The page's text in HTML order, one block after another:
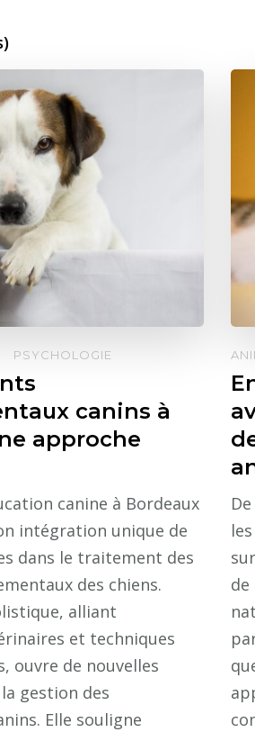
PSYCHOLOGIE
canins à
approche
canine à Bordeaux
intégration unique de
dans le traitement des
des chiens.
alliant
et techniques
ouvre de nouvelles
gestion des
Elle souligne
de